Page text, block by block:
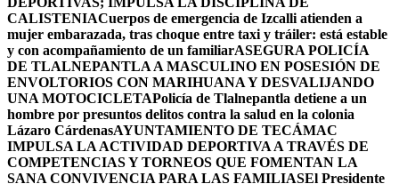
CALISTENIACuerpos de emergencia de Izcalli atienden a
mujer embarazada, tras choque entre taxi y tráiler: está estable
y con acompañamiento de un familiarASEGURA POLICÍA
DE TLALNEPANTLA A MASCULINO EN POSESIÓN DE
ENVOLTORIOS CON MARIHUANA Y DESVALIJANDO
UNA MOTOCICLETAPolicía de Tlalnepantla detiene a un
hombre por presuntos delitos contra la salud en la colonia
Lázaro CárdenasAYUNTAMIENTO DE TECÁMAC
IMPULSA LA ACTIVIDAD DEPORTIVA A TRAVÉS DE
COMPETENCIAS Y TORNEOS QUE FOMENTAN LA
SANA CONVIVENCIA PARA LAS FAMILIASEl Presidente